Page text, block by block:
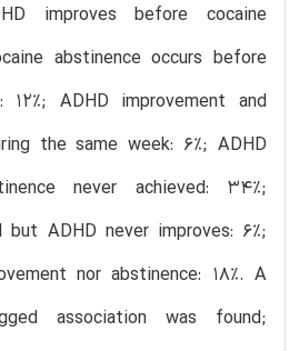
improves before cocaine
abstinence occurs before
12%; ADHD improvement and
the same week: 6%; ADHD
never achieved: 34%;
but ADHD never improves: 6%;
nor abstinence: 18%. A
association was found;